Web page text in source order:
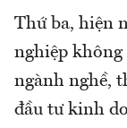
Thứ ba, hiện
nghiệp
ngành nghề,
đầu tư kinh